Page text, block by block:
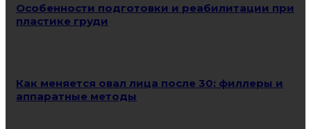
Особенности подготовки и реабилитации при
пластике груди
Как меняется овал лица после 30: филлеры и
аппаратные методы